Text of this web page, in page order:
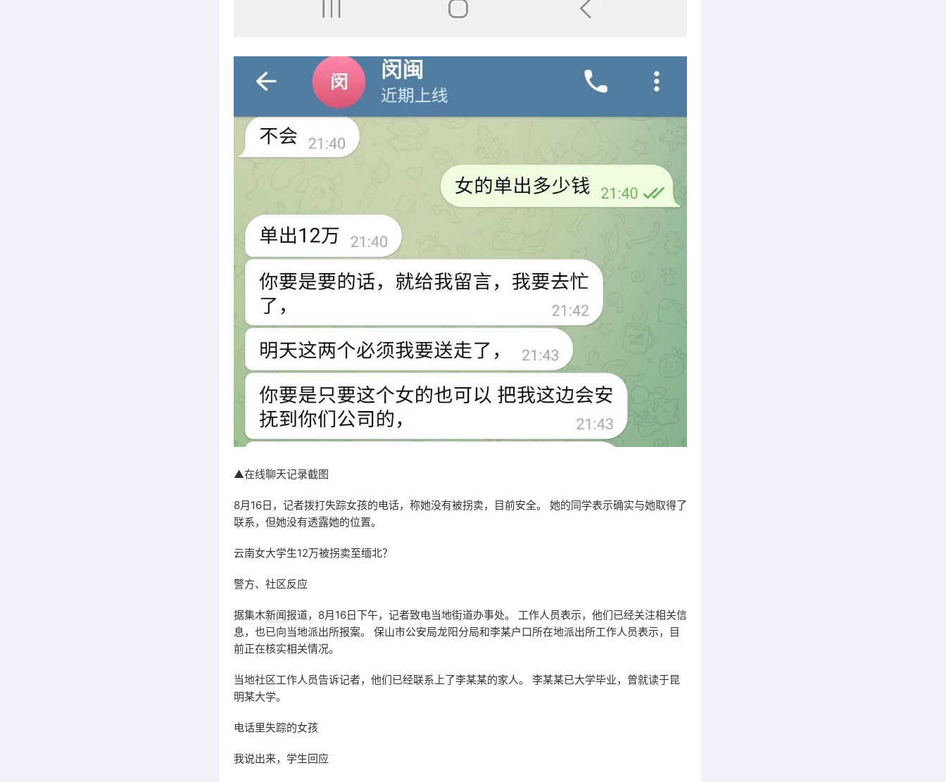
▲在线聊天记录截图
8月16日，记者拨打失踪女孩的电话，称她没有被拐卖，目前安全。 她的同学表示确实与她取得了
联系，但她没有透露她的位置。
云南女大学生12万被拐卖至缅北？
警方、社区反应
据集木新闻报道，8月16日下午，记者致电当地街道办事处。 工作人员表示，他们已经关注相关信
息，也已向当地派出所报案。 保山市公安局龙阳分局和李某户口所在地派出所工作人员表示，目
前正在核实相关情况。
当地社区工作人员告诉记者，他们已经联系上了李某某的家人。 李某某已大学毕业，曾就读于昆
明某大学。
电话里失踪的女孩
我说出来，学生回应